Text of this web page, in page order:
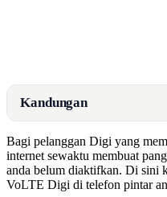
Kandungan
Bagi pelanggan Digi yang
internet sewaktu membuat
anda belum diaktifkan. Di sini
VoLTE Digi di telefon pintar